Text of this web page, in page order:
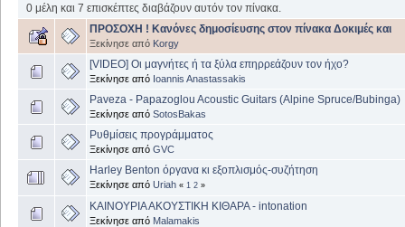
0 μέλη και 7 επισκέπτες διαβάζουν αυτόν τον πίνακα.
ΠΡΟΣΟΧΗ ! Κανόνες δημοσίευσης στον πίνακα Δοκιμές και
Ξεκίνησε από Korgy
[VIDEO] Οι μαγνήτες ή τα ξύλα επηρρεάζουν τον ήχο?
Ξεκίνησε από Ioannis Anastassakis
Paveza - Papazoglou Acoustic Guitars (Alpine Spruce/Bubinga)
Ξεκίνησε από SotosBakas
Ρυθμίσεις προγράμματος
Ξεκίνησε από GVC
Harley Benton όργανα κι εξοπλισμός-συζήτηση
Ξεκίνησε από Uriah « 1 2 »
ΚΑΙΝΟΥΡΙΑ ΑΚΟΥΣΤΙΚΗ ΚΙΘΑΡΑ - intonation
Ξεκίνησε από Malamakis